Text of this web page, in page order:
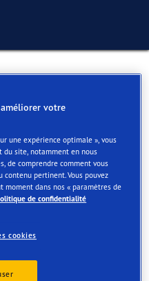
en magasin
votre
une expérience optimale », vous
site, notamment en nous
de comprendre comment vous
pertinent. Vous pouvez
moment dans nos « paramètres de
de confidentialité
cookies